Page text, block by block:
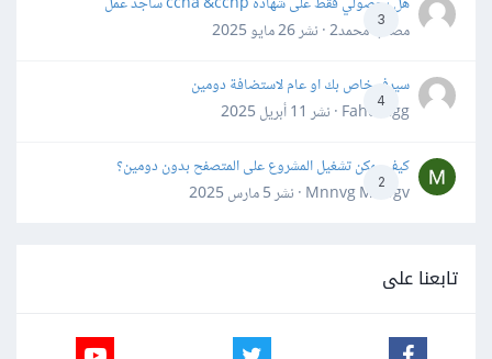
3
مصعب محمد2 · نشر
26 مايو 2025
4
سيرفر خاص بك او عام لاستضافة دومين
Fahd Ggg · نشر
11 أبريل 2025
2
كيف يمكن تشغيل المشروع على المتصفح بدون دومين؟
Mnnvg Mnbgv · نشر
5 مارس 2025
تابعنا على